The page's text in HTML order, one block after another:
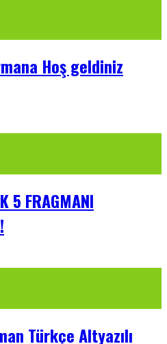
Hoş geldiniz
5 FRAGMANI
Türkçe Altyazılı